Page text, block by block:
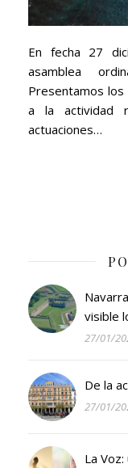
En fecha 27
asamblea
Presentamos
a la actividad
actuaciones…
visible
27/01/
De la
27/01/
La